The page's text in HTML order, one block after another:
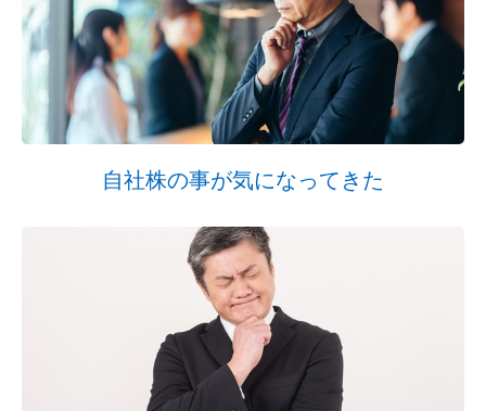
自社株の事が気になってきた